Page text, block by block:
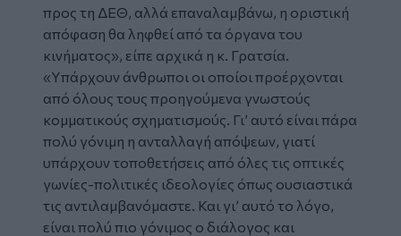
προς τη ΔΕΘ, αλλά επαναλαμβάνω, η οριστική
απόφαση θα ληφθεί από τα όργανα του
κινήματος», είπε αρχικά η κ. Γρατσία.
«Υπάρχουν άνθρωποι οι οποίοι προέρχονται
από όλους τους προηγούμενα γνωστούς
κομματικούς σχηματισμούς. Γι’ αυτό είναι πάρα
πολύ γόνιμη η ανταλλαγή απόψεων, γιατί
υπάρχουν τοποθετήσεις από όλες τις οπτικές
γωνίες-πολιτικές ιδεολογίες όπως ουσιαστικά
τις αντιλαμβανόμαστε. Και γι’ αυτό το λόγο,
είναι πολύ πιο γόνιμος ο διάλογος και